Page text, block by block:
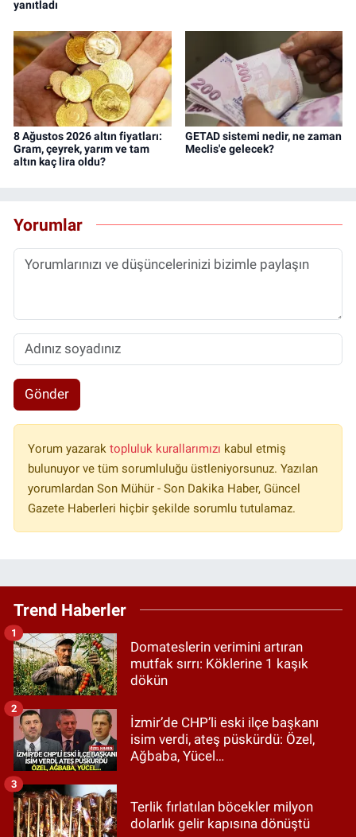
yanıtladı
8 Ağustos 2026 altın fiyatları:
Gram, çeyrek, yarım ve tam
altın kaç lira oldu?
GETAD sistemi nedir, ne zaman
Meclis'e gelecek?
Yorumlar
Gönder
Yorum yazarak topluluk kurallarımızı kabul etmiş
bulunuyor ve tüm sorumluluğu üstleniyorsunuz. Yazılan
yorumlardan Son Mühür - Son Dakika Haber, Güncel
Gazete Haberleri hiçbir şekilde sorumlu tutulamaz.
Trend Haberler
Domateslerin verimini artıran
mutfak sırrı: Köklerine 1 kaşık
dökün
1
İzmir’de CHP’li eski ilçe başkanı
isim verdi, ateş püskürdü: Özel,
Ağbaba, Yücel…
2
Terlik fırlatılan böcekler milyon
dolarlık gelir kapısına dönüştü
3